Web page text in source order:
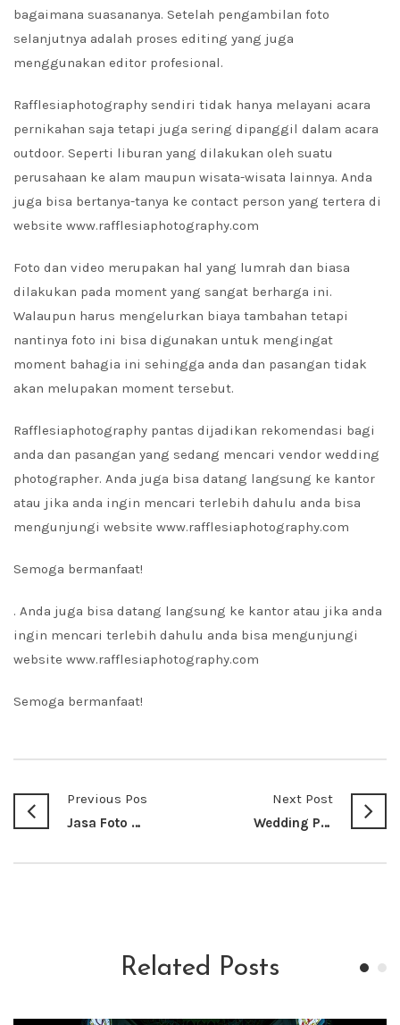
bagaimana suasananya. Setelah pengambilan foto
selanjutnya adalah proses editing yang juga
menggunakan editor profesional.
Rafflesiaphotography sendiri tidak hanya melayani acara
pernikahan saja tetapi juga sering dipanggil dalam acara
outdoor. Seperti liburan yang dilakukan oleh suatu
perusahaan ke alam maupun wisata-wisata lainnya. Anda
juga bisa bertanya-tanya ke contact person yang tertera di
website www.rafflesiaphotography.com
Foto dan video merupakan hal yang lumrah dan biasa
dilakukan pada moment yang sangat berharga ini.
Walaupun harus mengelurkan biaya tambahan tetapi
nantinya foto ini bisa digunakan untuk mengingat
moment bahagia ini sehingga anda dan pasangan tidak
akan melupakan moment tersebut.
Rafflesiaphotography pantas dijadikan rekomendasi bagi
anda dan pasangan yang sedang mencari vendor wedding
photographer. Anda juga bisa datang langsung ke kantor
atau jika anda ingin mencari terlebih dahulu anda bisa
mengunjungi website www.rafflesiaphotography.com
Semoga bermanfaat!
. Anda juga bisa datang langsung ke kantor atau jika anda
ingin mencari terlebih dahulu anda bisa mengunjungi
website www.rafflesiaphotography.com
Semoga bermanfaat!
Previous Post
Jasa Foto Pernikahan di Jakarta Yang Murah
Next Post
Wedding Photographer di Jakarta
Related Posts